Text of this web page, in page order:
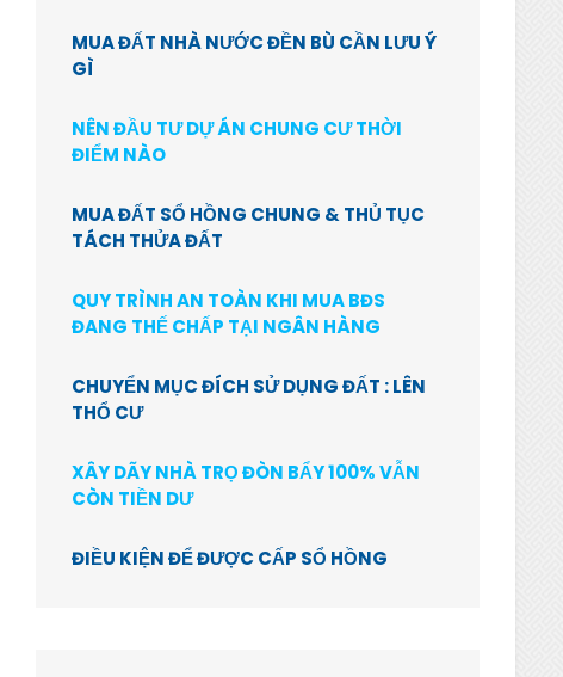
MUA ĐẤT NHÀ NƯỚC ĐỀN BÙ CẦN LƯU Ý
GÌ
NÊN ĐẦU TƯ DỰ ÁN CHUNG CƯ THỜI
ĐIỂM NÀO
MUA ĐẤT SỔ HỒNG CHUNG & THỦ TỤC
TÁCH THỬA ĐẤT
QUY TRÌNH AN TOÀN KHI MUA BĐS
ĐANG THẾ CHẤP TẠI NGÂN HÀNG
CHUYỂN MỤC ĐÍCH SỬ DỤNG ĐẤT : LÊN
THỔ CƯ
XÂY DÃY NHÀ TRỌ ĐÒN BẨY 100% VẪN
CÒN TIỀN DƯ
ĐIỀU KIỆN ĐỂ ĐƯỢC CẤP SỔ HỒNG